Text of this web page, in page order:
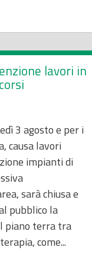
lavori in
3 agosto e per i
causa lavori
impianti di
sarà chiusa e
pubblico la
piano terra tra
come...